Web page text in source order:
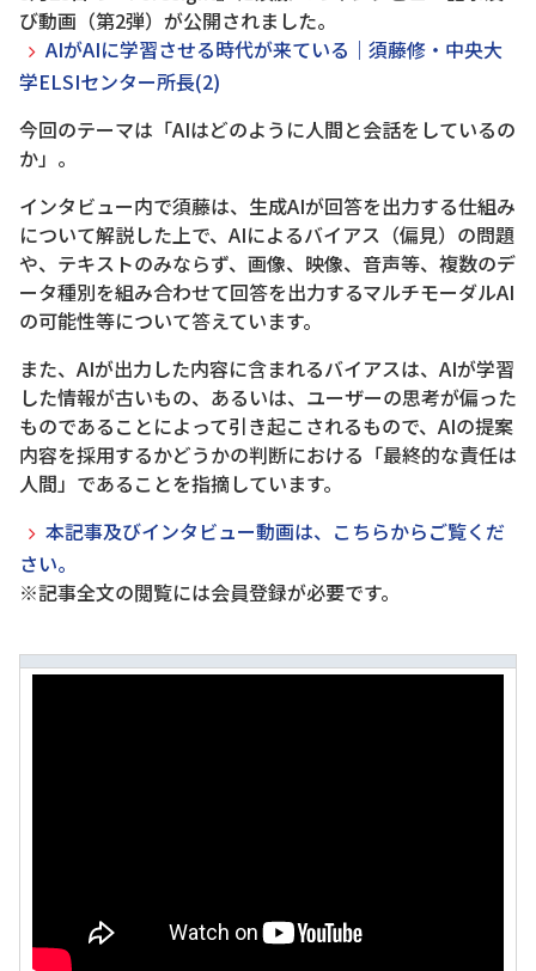
び動画（第2弾）が公開されました。
AIがAIに学習させる時代が来ている｜須藤修・中央大
学ELSIセンター所長(2)
今回のテーマは「AIはどのように人間と会話をしているの
か」。
インタビュー内で須藤は、生成AIが回答を出力する仕組み
について解説した上で、AIによるバイアス（偏見）の問題
や、テキストのみならず、画像、映像、音声等、複数のデ
ータ種別を組み合わせて回答を出力するマルチモーダルAI
の可能性等について答えています。
また、AIが出力した内容に含まれるバイアスは、AIが学習
した情報が古いもの、あるいは、ユーザーの思考が偏った
ものであることによって引き起こされるもので、AIの提案
内容を採用するかどうかの判断における「最終的な責任は
人間」であることを指摘しています。
本記事及びインタビュー動画は、こちらからご覧くだ
さい。
※記事全文の閲覧には会員登録が必要です。